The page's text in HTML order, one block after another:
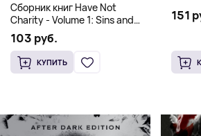
Сборник книг Have Not
Charity - Volume 1: Sins and
Volume 2: Virtues
103 руб.
КУПИТЬ
151